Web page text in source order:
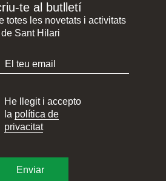
te al butlletí
totes les novetats i activitats
de Sant Hilari
He llegit i accepto
la política de
privacitat